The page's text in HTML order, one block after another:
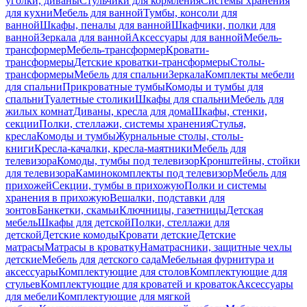
для кухниМебель для ваннойТумбы, консоли для
ваннойШкафы, пеналы для ваннойШкафчики, полки для
ваннойЗеркала для ваннойАксессуары для ваннойМебель-
трансформерМебель-трансформерКровати-
трансформерыДетские кроватки-трансформерыСтолы-
трансформерыМебель для спальниЗеркалаКомплекты мебели
для спальниПрикроватные тумбыКомоды и тумбы для
спальниТуалетные столикиШкафы для спальниМебель для
жилых комнатДиваны, кресла для домаШкафы, стенки,
секцииПолки, стеллажи, системы храненияСтулья,
креслаКомоды и тумбыЖурнальные столы, столы-
книгиКресла-качалки, кресла-маятникиМебель для
телевизораКомоды, тумбы под телевизорКронштейны, стойки
для телевизораКаминокомплекты под телевизорМебель для
прихожейСекции, тумбы в прихожуюПолки и системы
хранения в прихожуюВешалки, подставки для
зонтовБанкетки, скамьиКлючницы, газетницыДетская
мебельШкафы для детскойПолки, стеллажи для
детскойДетские комодыКровати детскиеДетские
матрасыМатрасы в кроваткуНаматрасники, защитные чехлы
детскиеМебель для детского садаМебельная фурнитура и
аксессуарыКомплектующие для столовКомплектующие для
стульевКомплектующие для кроватей и кроватокАксессуары
для мебелиКомплектующие для мягкой